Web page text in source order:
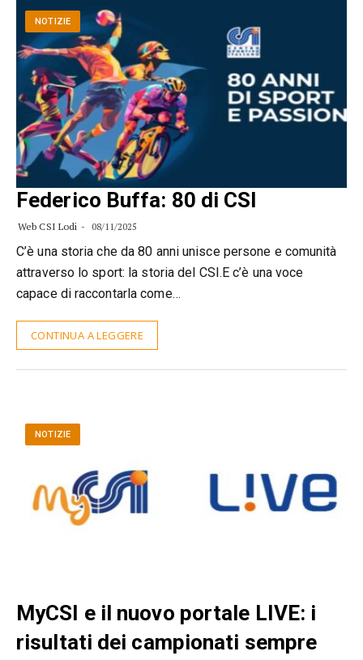
NOTIZIE
Federico Buffa: 80 di CSI
Web CSI Lodi 08/11/2025
C’è una storia che da 80 anni unisce persone e comunità
attraverso lo sport: la storia del CSI.E c’è una voce
capace di raccontarla come…
CONTINUA A LEGGERE
NOTIZIE
MyCSI e il nuovo portale LIVE: i
risultati dei campionati sempre